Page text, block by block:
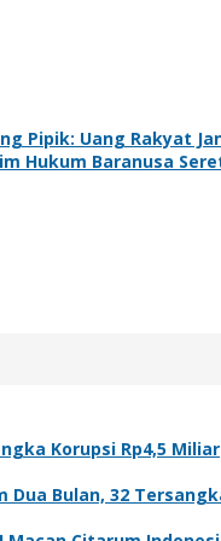
Pipik: Uang Rakyat
Hukum Baranusa
Korupsi Rp4,5 Miliar
Dua Bulan, 32